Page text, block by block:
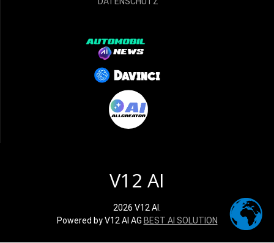
V12 AI
2026 V12 AI.
Powered by V12 AI AG BEST AI SOLUTION